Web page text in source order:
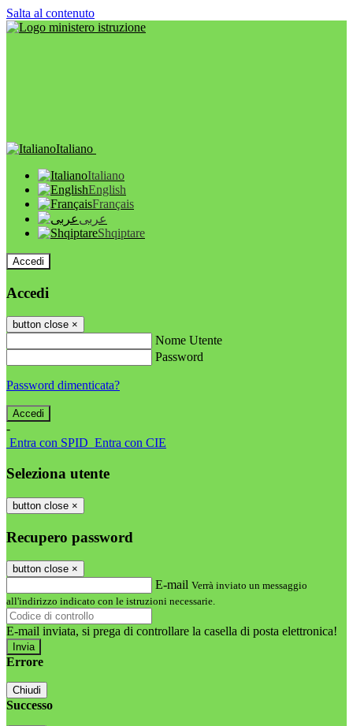
Salta al contenuto
Italiano
Italiano
English
Français
عربى
Shqiptare
Accedi
Accedi
button close ×
Nome Utente
Password
Password dimenticata?
-
Entra con SPID Entra con CIE
Seleziona utente
button close ×
Recupero password
button close ×
E-mail Verrà inviato un messaggio
all'indirizzo indicato con le istruzioni necessarie.
E-mail inviata, si prega di controllare la casella di posta elettronica!
Errore
Chiudi
Successo